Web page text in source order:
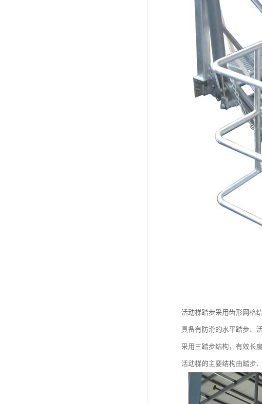
活动梯踏步采用齿形网格
具备有防滑的水平踏步、
采用三踏步结构，有效长
活动梯的主要结构由踏步